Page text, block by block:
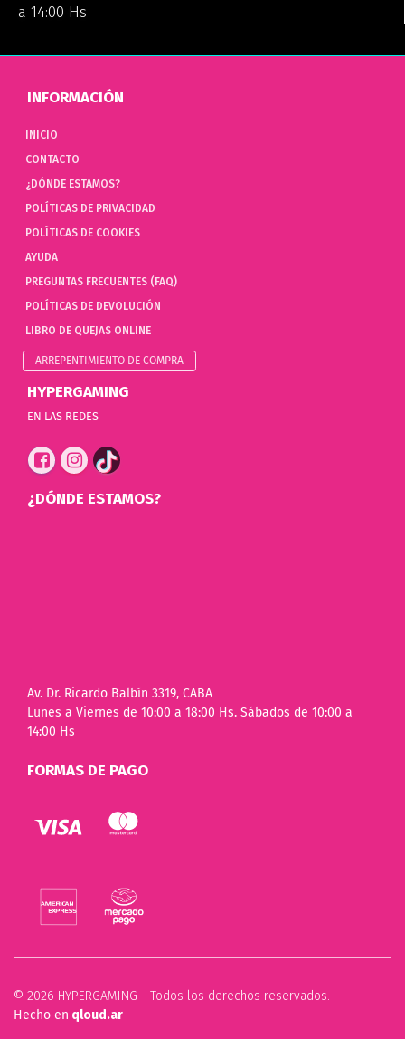
a 14:00 Hs
INFORMACIÓN
INICIO
CONTACTO
¿DÓNDE ESTAMOS?
POLÍTICAS DE PRIVACIDAD
POLÍTICAS DE COOKIES
AYUDA
PREGUNTAS FRECUENTES (FAQ)
POLÍTICAS DE DEVOLUCIÓN
LIBRO DE QUEJAS ONLINE
ARREPENTIMIENTO DE COMPRA
HYPERGAMING
EN LAS REDES
¿DÓNDE ESTAMOS?
Av. Dr. Ricardo Balbín 3319, CABA
Lunes a Viernes de 10:00 a 18:00 Hs. Sábados de 10:00 a
14:00 Hs
FORMAS DE PAGO
© 2026 HYPERGAMING - Todos los derechos reservados.
Hecho en qloud.ar